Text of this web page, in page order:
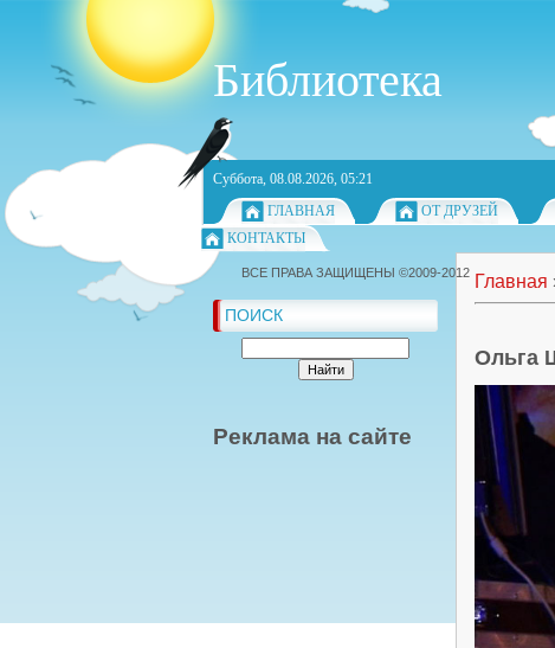
Библиотека
Суббота, 08.08.2026, 05:21
ГЛАВНАЯ
ОТ ДРУЗЕЙ
КОНТАКТЫ
ПОИСК
Реклама на сайте
Главная
Ольга
ВСЕ ПРАВА ЗАЩИЩЕНЫ ©2009-2012